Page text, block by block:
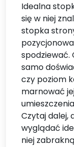
Idealna
się w niej
stopka
spodziewać.
samo
czy poziom
marnować
Czytaj dalej,
wyglądać
niej